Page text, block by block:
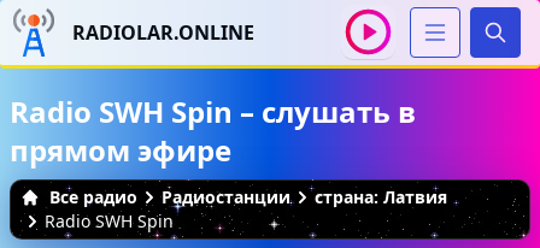
RADIOLAR.ONLINE
Radio SWH Spin – слушать в
прямом эфире
Все радио Радиостанции
страна: Латвия
Radio SWH Spin